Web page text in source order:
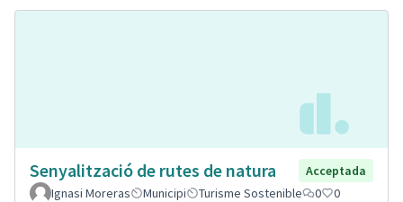
Senyalització de rutes de natura
Acceptada
Ignasi Moreras
Municipi Turisme Sostenible 0 0